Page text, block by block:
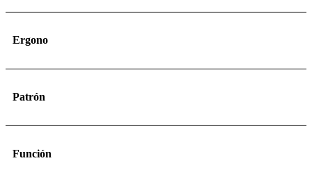
Ergono
Patrón
Función